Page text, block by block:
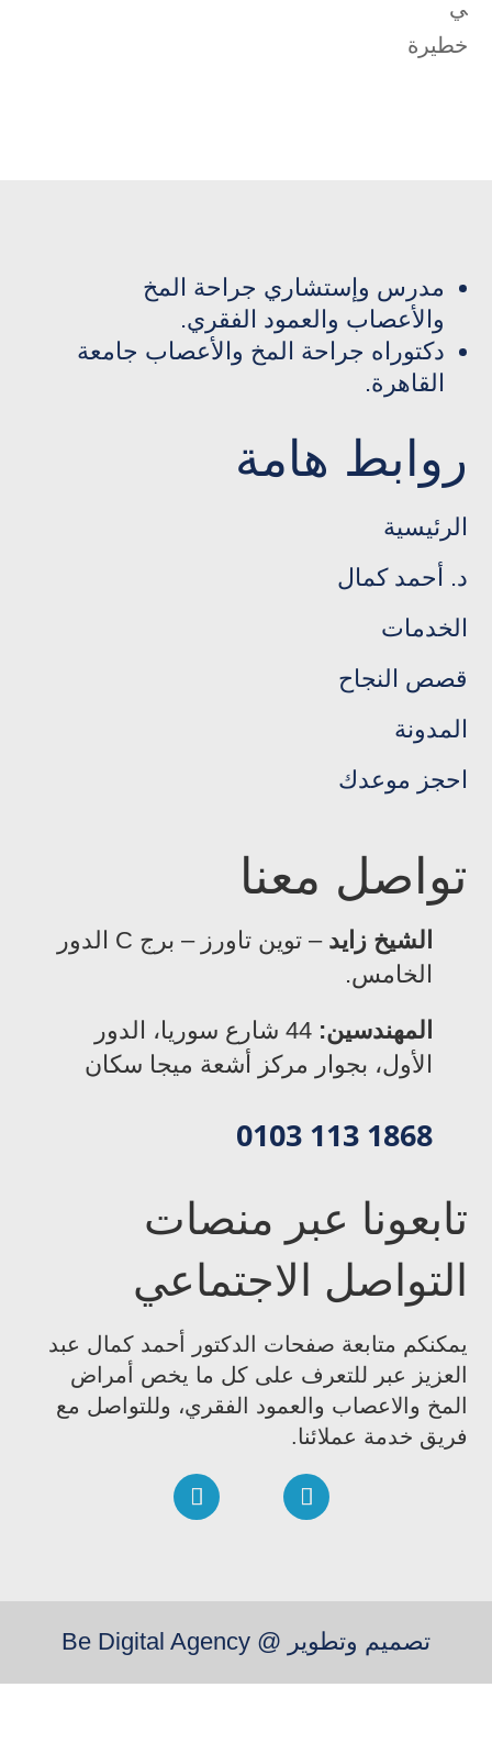
تابعونا عبر منصات
التواصل الاجتماعي
يمكنكم متابعة صفحات الدكتور أحمد كمال عبد
العزيز عبر للتعرف على كل ما يخص أمراض
المخ والاعصاب والعمود الفقري، وللتواصل مع
فريق خدمة عملائنا.
تواصل معنا
الشيخ زايد
– توين تاورز – برج C الدور
الخامس.
المهندسين:
44 شارع سوريا، الدور
الأول، بجوار مركز أشعة ميجا سكان
0103 113 1868
روابط هامة
الرئيسية
د. أحمد كمال
الخدمات
قصص النجاح
المدونة
احجز موعدك
مدرس وإستشاري جراحة المخ
والأعصاب والعمود الفقري.
دكتوراه جراحة المخ والأعصاب جامعة
القاهرة.
تصميم وتطوير @ Be Digital Agency